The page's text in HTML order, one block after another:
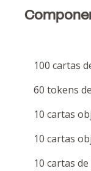
100 cartas
60 tokens
10 cartas
10 cartas
10 cartas